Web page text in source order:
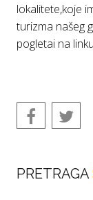
lokalitete,koje
turizma našeg
pogletai na
PRETRAGA